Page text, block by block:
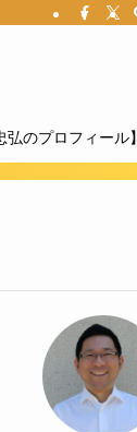
弘のプロフィール】